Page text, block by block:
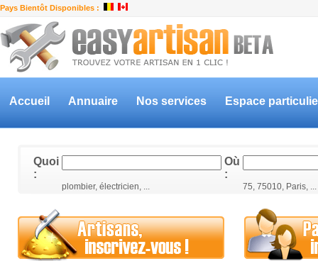
Pays Bientôt Disponibles :
Accueil Annuaire Nos services Espace
Quoi
:
Où
:
plombier, électricien, ... 75, 75010, Paris, ...